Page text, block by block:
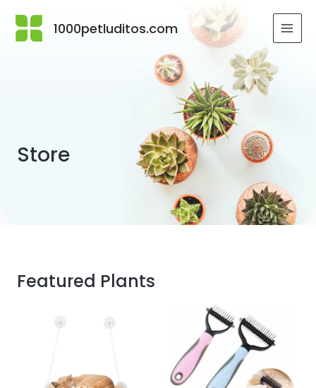
contenido
1000petluditos.com
Store
Featured Plants